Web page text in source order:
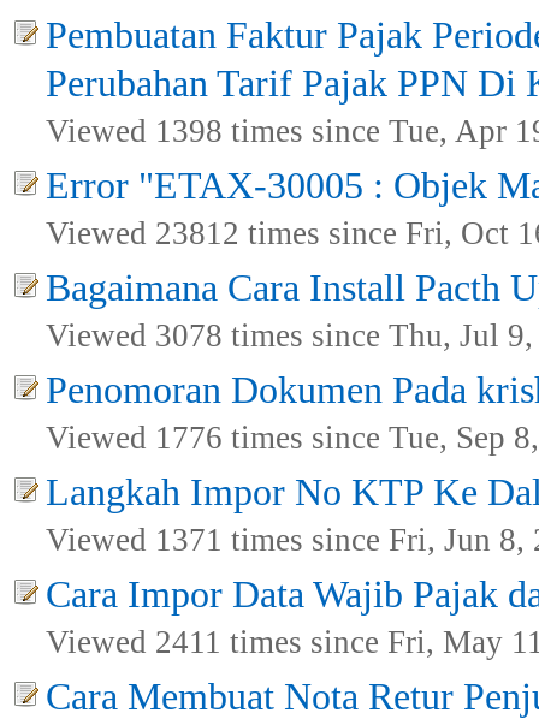
Pembuatan Faktur Pajak
Perubahan Tarif Pajak PPN Di
Viewed 1398 times since Tue, Apr
Error "ETAX-30005 : Objek
Viewed 23812 times since Fri, Oct
Bagaimana Cara Install Pacth
Viewed 3078 times since Thu, Jul
Penomoran Dokumen Pada
Viewed 1776 times since Tue, Sep
Langkah Impor No KTP Ke
Viewed 1371 times since Fri, Jun 8,
Cara Impor Data Wajib Pajak
Viewed 2411 times since Fri, May
Cara Membuat Nota Retur